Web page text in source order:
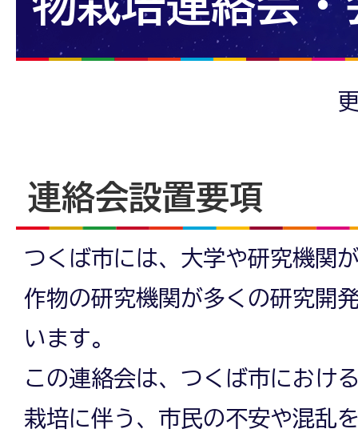
連絡会設置要項
つくば市には、大学や研究機関
作物の研究機関が多くの研究開
います。
この連絡会は、つくば市におけ
栽培に伴う、市民の不安や混乱